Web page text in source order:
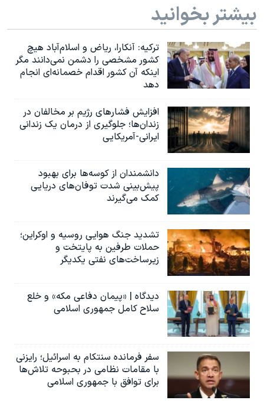
بیشتر بخوانید
ترکیه: آنکارا، ریاض و اسلام‌آباد هیچ
کشور مشخصی را دشمن نمی‌دانند مگر
اینکه آن کشور اقدام خصمانه‌ای انجام
دهد
افزایش فشارهای رژیم بر مخالفان در
زندان‌ها؛ جلوگیری از درمان یک زندانی
ایرانی-آمریکایی
دانشمندان از کوسه‌ها برای بهبود
پیش‌بینی شدت توفان‌های دریایی
کمک می‌گیرند
تشدید جنگ هوایی روسیه و اوکراین؛
حملات طرفین به پایتخت‌ و
زیرساخت‌های نفتی یکدیگر
دیدگاه | «پیمان دفاعی مکه» و خلع
سلاح کامل جمهوری اسلامی
سفر فرمانده سنتکام به اسرائیل؛ رایزنی
با مقامات نظامی در بحبوحه تلاش‌ها
برای توافق با جمهوری اسلامی